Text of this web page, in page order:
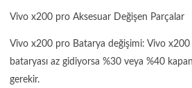
Vivo x200 pro Aksesuar Değişen Parçalar
Vivo x200 pro Batarya değişimi: Vivo
bataryası az gidiyorsa %30 veya %40
gerekir.